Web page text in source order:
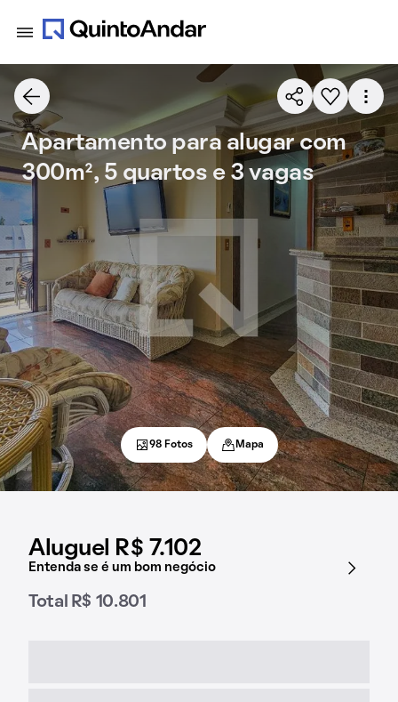
Aluguel R$ 7.102
Entenda se é um bom negócio
Total R$ 10.801
Apartamento para alugar com
300m², 5 quartos e 3 vagas
98 Fotos Mapa